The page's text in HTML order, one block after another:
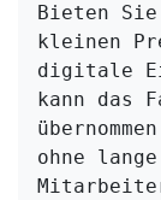
Bieten
kleinen
digitale
kann das
ohne